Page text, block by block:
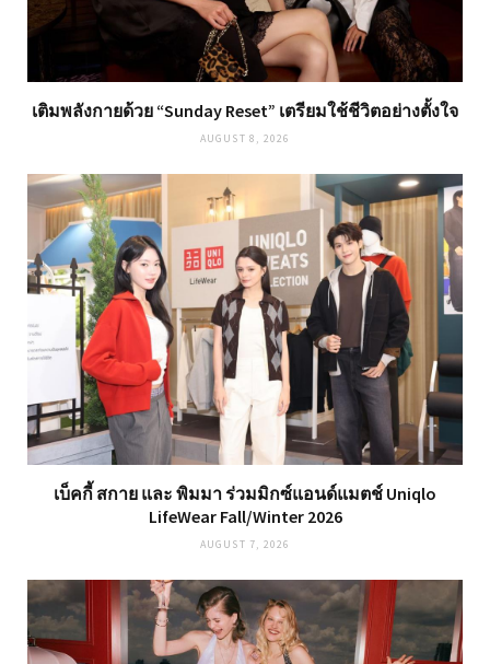
เติมพลังกายด้วย “Sunday Reset” เตรียมใช้ชีวิตอย่างตั้งใจ
AUGUST 8, 2026
เบ็คกี้ สกาย และ พิมมา ร่วมมิกซ์แอนด์แมตช์ Uniqlo
LifeWear Fall/Winter 2026
AUGUST 7, 2026